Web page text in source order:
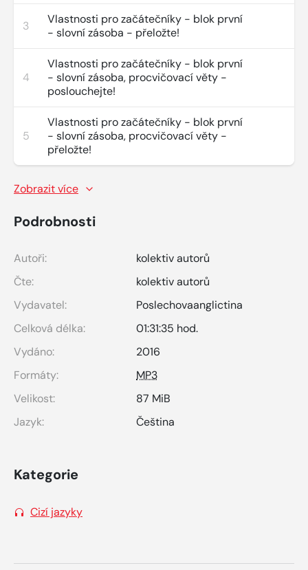
3
Vlastnosti pro začátečníky - blok první
- slovní zásoba - přeložte!
4
Vlastnosti pro začátečníky - blok první
- slovní zásoba, procvičovací věty -
poslouchejte!
5
Vlastnosti pro začátečníky - blok první
- slovní zásoba, procvičovací věty -
přeložte!
Zobrazit více
Podrobnosti
Autoři:
kolektiv autorů
Čte:
kolektiv autorů
Vydavatel:
Poslechovaanglictina
Celková délka:
01:31:35 hod.
Vydáno:
2016
Formáty:
MP3
Velikost:
87 MiB
Jazyk:
Čeština
Kategorie
Cizí jazyky